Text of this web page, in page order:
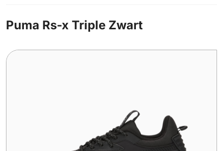
Puma Rs-x Triple Zwart